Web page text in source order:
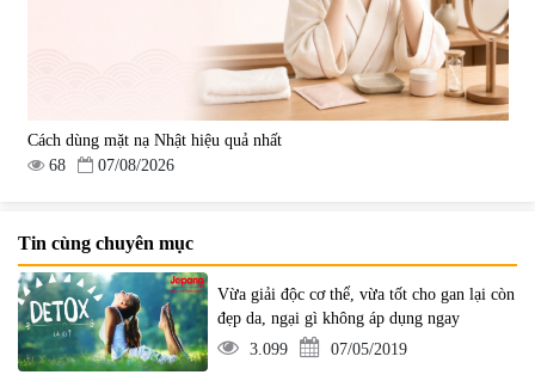
Cách dùng mặt nạ Nhật hiệu quả nhất
68
07/08/2026
Tin cùng chuyên mục
Vừa giải độc cơ thể, vừa tốt cho gan lại còn
đẹp da, ngại gì không áp dụng ngay
3.099
07/05/2019